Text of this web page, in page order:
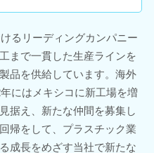
るリーディングカンパニー
まで一貫した生産ラインを
品を供給しています。海外
にはメキシコに新工場を増
据え、新たな仲間を募集し
帰をして、プラスチック業
成長をめざす当社で新たな